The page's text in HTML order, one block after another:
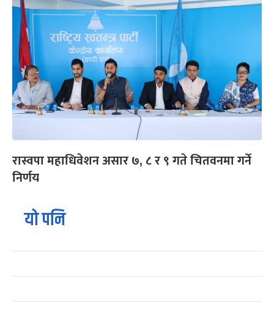
रास्वपा महाधिवेशन असार ७, ८ र ९ गते चितवनमा गर्ने
निर्णय
यो पनि